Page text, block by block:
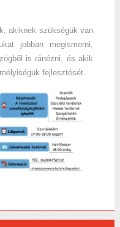
akiknek szükségük van
jobban megismerni,
is ránézni, és akik
fejlesztését.